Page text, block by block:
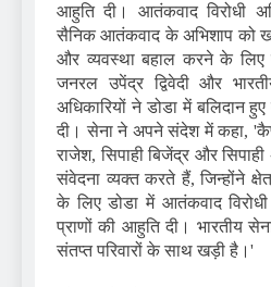
आहुति दी। आतंकवाद विरोधी
सैनिक आतंकवाद के अभिशाप को
और व्यवस्था बहाल करने के लिए
जनरल उपेंद्र द्विवेदी और
अधिकारियों ने डोडा में बलिदान
दी। सेना ने अपने संदेश में कहा,
राजेश, सिपाही बिजेंद्र और
संवेदना व्यक्त करते हैं, जिन्होंने
के लिए डोडा में आतंकवाद
प्राणों की आहुति दी। भारतीय
संतप्त परिवारों के साथ खड़ी है।'